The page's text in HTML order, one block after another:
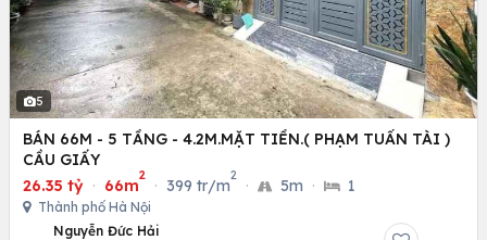
5
BÁN 66M - 5 TẦNG - 4.2M.MẶT TIỀN.( PHẠM TUẤN TÀI )
CẦU GIẤY
26.35 tỷ · 66m
2
· 399 tr/m
2
· 5m · 1
Thành phố Hà Nội
Nguyễn Đức Hải